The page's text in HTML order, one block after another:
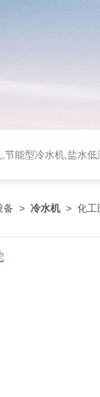
节能型冷水机,盐水低
备 > 冷水机> 化工